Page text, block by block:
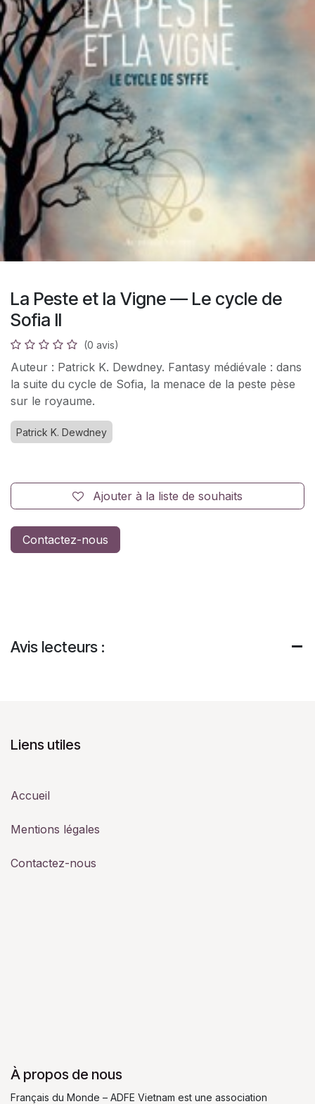
La Peste et la Vigne — Le cycle de
Sofia II
(0 avis)
Auteur : Patrick K. Dewdney. Fantasy médiévale : dans
la suite du cycle de Sofia, la menace de la peste pèse
sur le royaume.
Patrick K. Dewdney
Ajouter à la liste de souhaits
Contactez-nous
Avis lecteurs :
Liens utiles
Accueil
Mentions légales
Contactez-nous
À propos de nous
Français du Monde – ADFE Vietnam est une association